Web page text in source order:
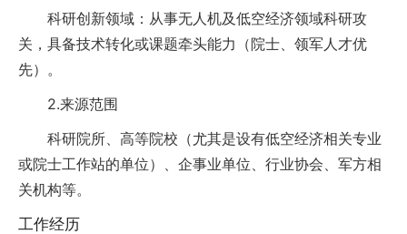
科研创新领域：从事无人机及低空经济领域科研攻
关，具备技术转化或课题牵头能力（院士、领军人才优
先）。
2.来源范围
科研院所、高等院校（尤其是设有低空经济相关专业
或院士工作站的单位）、企事业单位、行业协会、军方相
关机构等。
工作经历